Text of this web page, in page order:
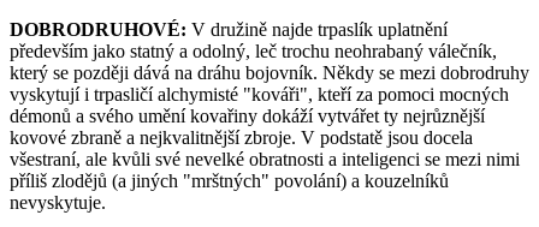
DOBRODRUHOVÉ: V družině najde trpaslík uplatnění
především jako statný a odolný, leč trochu neohrabaný válečník,
který se později dává na dráhu bojovník. Někdy se mezi dobrodruhy
vyskytují i trpasličí alchymisté "kováři", kteří za pomoci mocných
démonů a svého umění kovařiny dokáží vytvářet ty nejrůznější
kovové zbraně a nejkvalitnější zbroje. V podstatě jsou docela
všestraní, ale kvůli své nevelké obratnosti a inteligenci se mezi nimi
příliš zlodějů (a jiných "mrštných" povolání) a kouzelníků
nevyskytuje.